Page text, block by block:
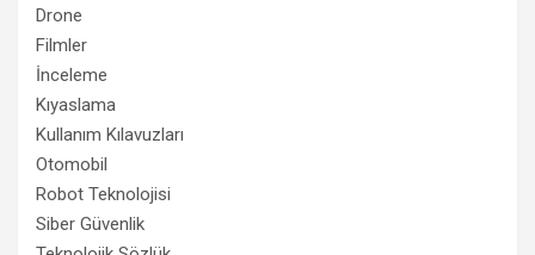
Drone
Filmler
İnceleme
Kıyaslama
Kullanım Kılavuzları
Otomobil
Robot Teknolojisi
Siber Güvenlik